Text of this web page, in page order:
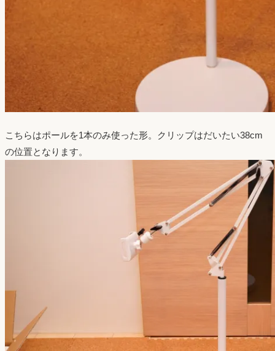
こちらはポールを1本のみ使った形。クリップはだいたい38cm
の位置となります。